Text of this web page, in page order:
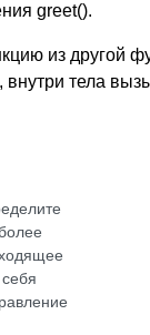
greet().
из другой
внутри тела